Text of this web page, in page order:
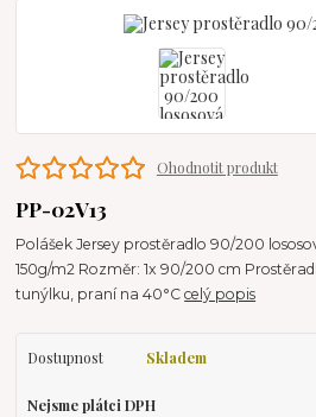
Ohodnotit produkt
PP-02V13
Polášek Jersey prostěradlo 90/200
150g/m2 Rozměr: 1x 90/200 cm
tunýlku, praní na 40°Ccelý popis
Dostupnost Skladem
Nejsme plátci DPH